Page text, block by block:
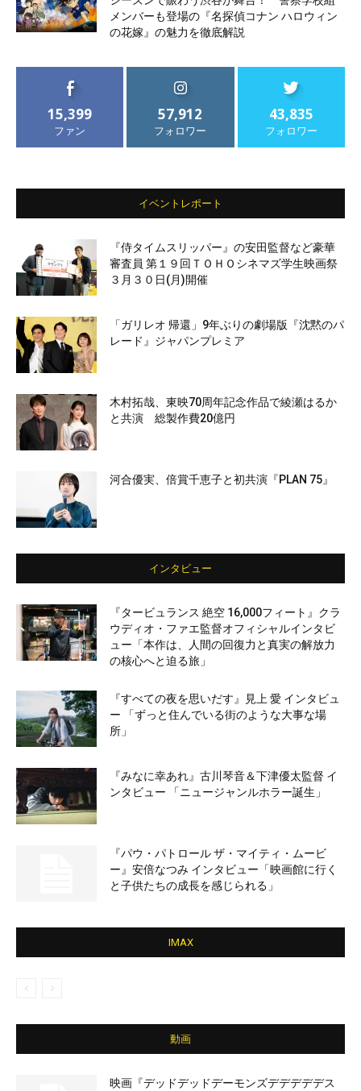
メンバーも登場の『名探偵コナン ハロウィン
の花嫁』の魅力を徹底解説
15,399
ファン
57,912
フォロワー
43,835
フォロワー
イベントレポート
『侍タイムスリッパー』の安田監督など豪華
審査員 第１９回ＴＯＨＯシネマズ学生映画祭
３月３０日(月)開催
「ガリレオ 帰還」9年ぶりの劇場版『沈黙のパ
レード』ジャパンプレミア
木村拓哉、東映70周年記念作品で綾瀬はるか
と共演 総製作費20億円
河合優実、倍賞千恵子と初共演『PLAN 75』
インタビュー
『タービュランス 絶空 16,000フィート』クラ
ウディオ・ファエ監督オフィシャルインタビ
ュー「本作は、人間の回復力と真実の解放力
の核心へと迫る旅」
『すべての夜を思いだす』見上 愛 インタビュ
ー 「ずっと住んでいる街のような大事な場
所」
『みなに幸あれ』古川琴音＆下津優太監督 イ
ンタビュー 「ニュージャンルホラー誕生」
『パウ・パトロール ザ・マイティ・ムービ
ー』安倍なつみ インタビュー「映画館に行く
と子供たちの成長を感じられる」
IMAX
動画
映画『デッドデッドデーモンズデデデデデス